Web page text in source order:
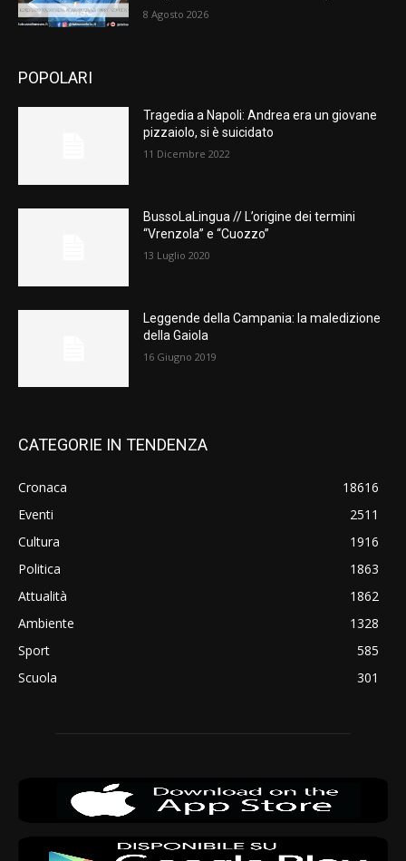
8 Agosto 2026
POPOLARI
Tragedia a Napoli: Andrea era un giovane
pizzaiolo, si è suicidato
11 Dicembre 2022
BussoLaLingua // L’origine dei termini
“Vrenzola” e “Cuozzo”
13 Luglio 2020
Leggende della Campania: la maledizione
della Gaiola
16 Giugno 2019
CATEGORIE IN TENDENZA
Cronaca
18616
Eventi
2511
Cultura
1916
Politica
1863
Attualità
1862
Ambiente
1328
Sport
585
Scuola
301